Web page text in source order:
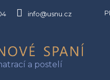
info@usnu.cz